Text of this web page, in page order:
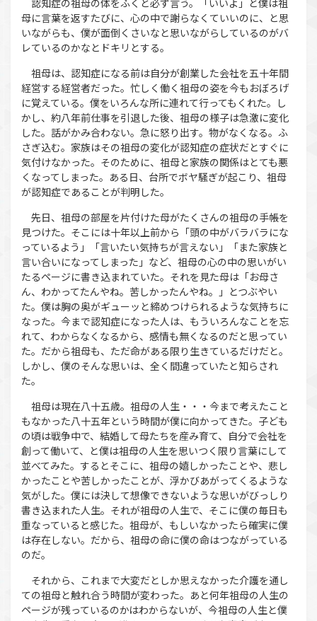
母に言葉を返すたびに、心の中で謝らなくていいのに、と思
いながらも、僕が面倒くさいなと思いながらしているのがバ
レているのかなとドキリとする。
祖母は、認知症になる前は自分が創業した会社を五十年間
経営する経営者だった。忙しく働く祖母の姿を今もおぼろげ
に覚えている。僕をいろんな所に連れて行ってもくれた。し
かし、約八年前仕事を引退した後、祖母の様子は急激に変化
した。話がかみ合わない。急に怒り出す。物がなくなる。ふ
さぎ込む。家族はその祖母の変化が認知症の症状だとすぐに
気付けなかった。そのために、祖母と家族の関係はとても悪
くなってしまった。ある日、台所でボヤ騒ぎが起こり、祖母
が認知症であることが判明した。
先日、祖母の部屋を片付けた母がたくさんの祖母の手帳を
見つけた。そこには十年以上前から「頭の中がバラバラにな
っているよう」「言いたい気持ちが言えない」「また家族と
言い合いになってしまった」など、祖母の心の中の思いがい
たるページに書き込まれていた。それを見た母は「お母さ
ん、わかってたんやね。苦しかったんやね。」とつぶやい
た。僕は胸の奥がギューッと締めつけられるような気持ちに
なった。今まで認知症になった人は、もういろんなことを忘
れて、わからなくなるから、感情も無くなるのだと思ってい
た。だから祖母も、ただ命がある限り生きているだけだと。
しかし、僕のそんな思いは、全く間違っていたと知らされ
た。
祖母は現在八十五歳。祖母の人生・・・今まで考えたこと
もなかった八十五年という時間が僕に向かってきた。子ども
の頃は戦争中で、結婚して母たちを産み育て、自分で会社を
創って働いて、と僕は祖母の人生を思いつく限り言葉にして
並べてみた。するとそこに、祖母の嬉しかったことや、悲し
かったことや苦しかったことが、浮かびあがってくるような
気がした。僕には決して想像できないような思いがびっしり
書き込まれた人生。それが祖母の人生で、そこに僕の毎日も
重なっていると感じた。祖母が、もしいなかったら確実に僕
は存在しない。だから、祖母の命に僕の命はつながっている
のだ。
それから、これまで大変だとしか思えなかった介護を通し
ての祖母と触れ合う時間が変わった。あと何年祖母の人生の
ページが残っているのかはわからないが、今祖母の人生と僕